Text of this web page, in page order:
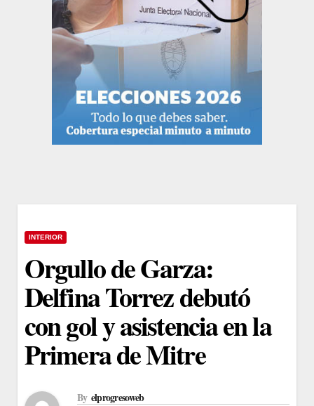
INTERIOR
Orgullo de Garza:
Delfina Torrez debutó
con gol y asistencia en la
Primera de Mitre
By elprogresoweb